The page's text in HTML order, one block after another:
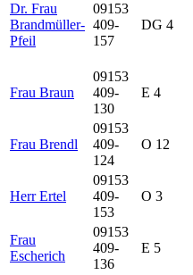
Dr. Frau
Brandmüller-
Pfeil
09153
409-
157
DG 4
Frau Braun
09153
409-
130
E 4
Frau Brendl
09153
409-
124
O 12
Herr Ertel
09153
409-
153
O 3
Frau
Escherich
09153
409-
136
E 5